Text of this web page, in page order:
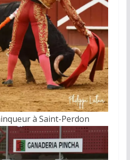
à Saint-Perdon